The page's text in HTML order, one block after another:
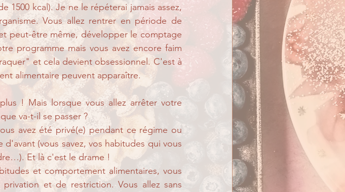
1500 kcal). Je ne le répéterai jamais assez,
Vous allez rentrer en période de
peut-être même, développer le comptage
programme mais vous avez encore faim
et cela devient obsessionnel. C'est à
alimentaire peuvent apparaître.
! Mais lorsque vous allez arrêter votre
va-t-il se passer ?
avez été privé(e) pendant ce régime ou
(vous savez, vos habitudes qui vous
Et là c'est le drame !
et comportement alimentaires, vous
et de restriction. Vous allez sans